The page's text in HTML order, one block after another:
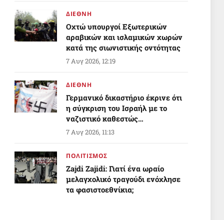
ΔΙΕΘΝΗ
Οχτώ υπουργοί Εξωτερικών
αραβικών και ισλαμικών χωρών
κατά της σιωνιστικής οντότητας
7 Αυγ 2026, 12:19
ΔΙΕΘΝΗ
Γερμανικό δικαστήριο έκρινε ότι
η σύγκριση του Ισραήλ με το
ναζιστικό καθεστώς
προστατεύεται από την ελευθερία
7 Αυγ 2026, 11:13
ΠΟΛΙΤΙΣΜΟΣ
Zajdi Ζajidi: Γιατί ένα ωραίο
μελαγχολικό τραγούδι ενόχλησε
τα φασιστοεθνίκια;